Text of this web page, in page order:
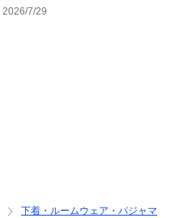
2026/7/29
下着・ルームウェア・パジャマ